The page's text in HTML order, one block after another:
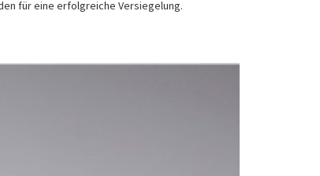
für eine erfolgreiche Versiegelung.